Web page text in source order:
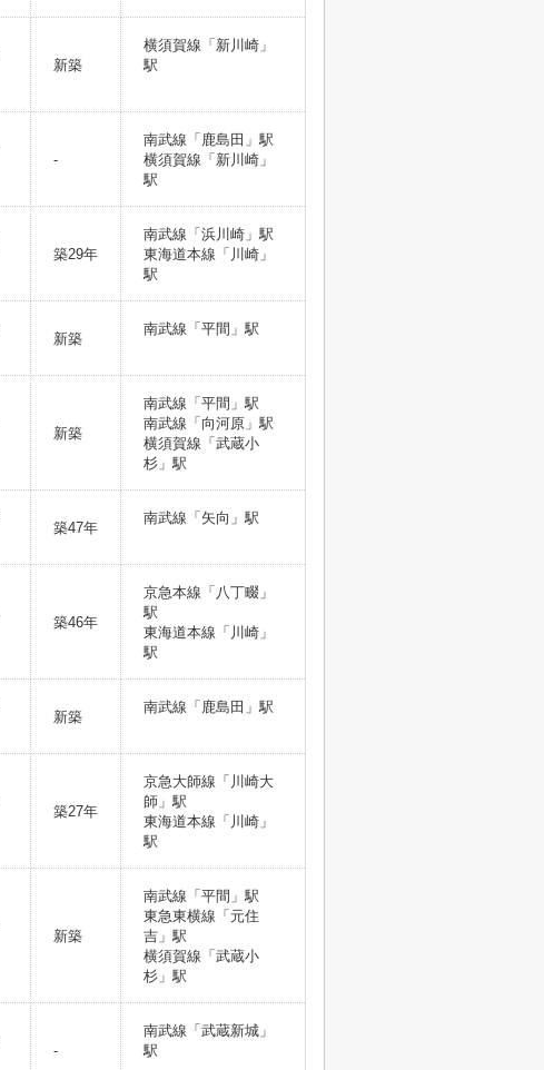
新築
横須賀線「新川崎」
駅
-
南武線「鹿島田」駅
横須賀線「新川崎」
駅
築29年
南武線「浜川崎」駅
東海道本線「川崎」
駅
新築
南武線「平間」駅
新築
南武線「平間」駅
南武線「向河原」駅
横須賀線「武蔵小
杉」駅
築47年
南武線「矢向」駅
築46年
京急本線「八丁畷」
駅
東海道本線「川崎」
駅
新築
南武線「鹿島田」駅
築27年
京急大師線「川崎大
師」駅
東海道本線「川崎」
駅
新築
南武線「平間」駅
東急東横線「元住
吉」駅
横須賀線「武蔵小
杉」駅
-
南武線「武蔵新城」
駅